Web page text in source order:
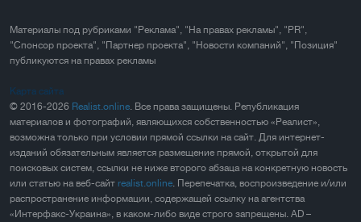
Материалы под рубриками "Реклама", "На правах рекламы", "PR",
"Спонсор проекта", "Партнер проекта", "Новости компаний", "Позиция"
публикуются на правах рекламы
Карта сайта
© 2016-2026 Realist.online . Все права защищены. Републикация
материалов и фотографий, являющихся собственностью «Реалист»,
возможна только при условии прямой ссылки на сайт. Для интернет-
изданий обязательным является размещение прямой, открытой для
поисковых систем, ссылки не ниже второго абзаца на конкретную новость
или статью на веб-сайт realist.online . Перепечатка, воспроизведение и/или
распространение информации, содержащей ссылку на агентства
«Интерфакс-Украина», в каком-либо виде строго запрещены. AD –